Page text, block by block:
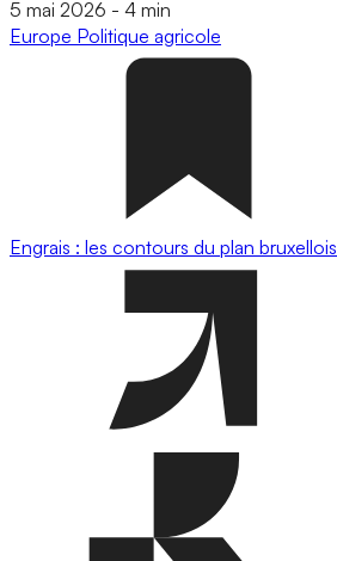
5 mai 2026 - 4 min
Europe Politique agricole
Engrais : les contours du plan bruxellois